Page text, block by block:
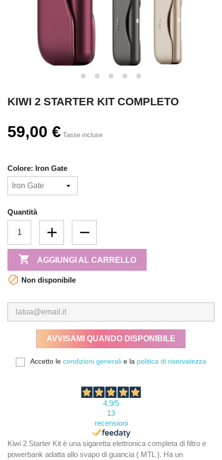
KIWI 2 STARTER KIT COMPLETO
59,00 € Tasse incluse
Colore: Iron Gate
Quantità
 AGGIUNGI AL CARRELLO
 Non disponibile
AVVISAMI QUANDO DISPONIBILE
Accetto le condizioni generali e la politica di riservatezza
4,9/5
13
recensioni
Kiwi 2 Starter Kit è una sigaretta elettronica completa di filtro e
powerbank adatta allo svapo di guancia ( MTL ). Ha un